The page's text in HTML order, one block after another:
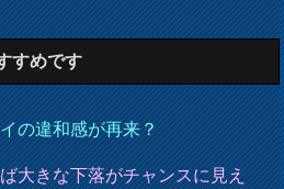
すめです
の違和感が再来？
大きな下落がチャンスに見え